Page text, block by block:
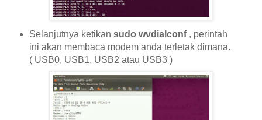
Selanjutnya ketikan sudo wvdialconf , perintah
ini akan membaca modem anda terletak dimana.
( USB0, USB1, USB2 atau USB3 )